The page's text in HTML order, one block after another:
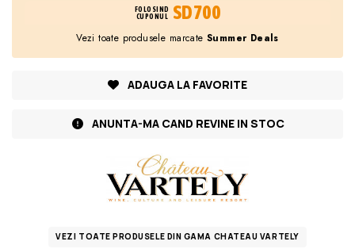
FOLOSIND
CUPONUL
SD700
Vezi toate produsele marcate Summer Deals
ADAUGA LA FAVORITE
ANUNTA-MA CAND REVINE IN STOC
VEZI TOATE PRODUSELE DIN GAMA CHATEAU VARTELY